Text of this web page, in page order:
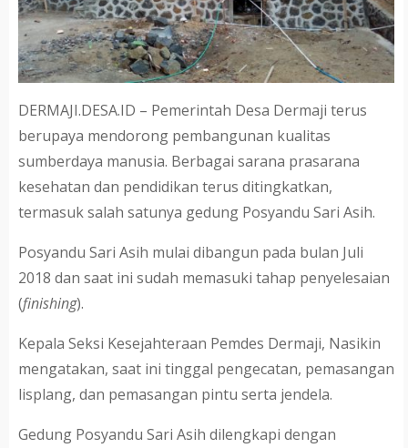
DERMAJI.DESA.ID – Pemerintah Desa Dermaji terus
berupaya mendorong pembangunan kualitas
sumberdaya manusia. Berbagai sarana prasarana
kesehatan dan pendidikan terus ditingkatkan,
termasuk salah satunya gedung Posyandu Sari Asih.
Posyandu Sari Asih mulai dibangun pada bulan Juli
2018 dan saat ini sudah memasuki tahap penyelesaian
(finishing).
Kepala Seksi Kesejahteraan Pemdes Dermaji, Nasikin
mengatakan, saat ini tinggal pengecatan, pemasangan
lisplang, dan pemasangan pintu serta jendela.
Gedung Posyandu Sari Asih dilengkapi dengan